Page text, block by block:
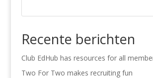
Recente berichten
Club EdHub has resources for all
Two For Two makes recruiting fun